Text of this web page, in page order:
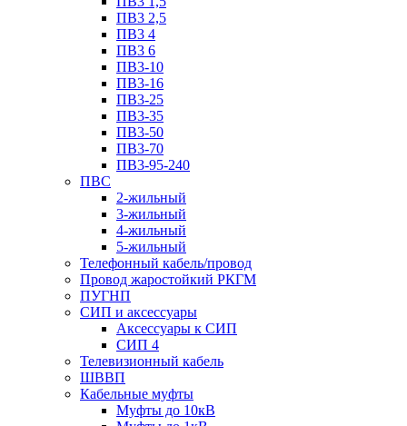
ПВ3 2,5
ПВ3 4
ПВ3 6
ПВ3-10
ПВ3-16
ПВ3-25
ПВ3-35
ПВ3-50
ПВ3-70
ПВ3-95-240
ПВС
2-жильный
3-жильный
4-жильный
5-жильный
Телефонный кабель/провод
Провод жаростойкий РКГМ
ПУГНП
СИП и аксессуары
Аксессуары к СИП
СИП 4
Телевизионный кабель
ШВВП
Кабельные муфты
Муфты до 10кВ